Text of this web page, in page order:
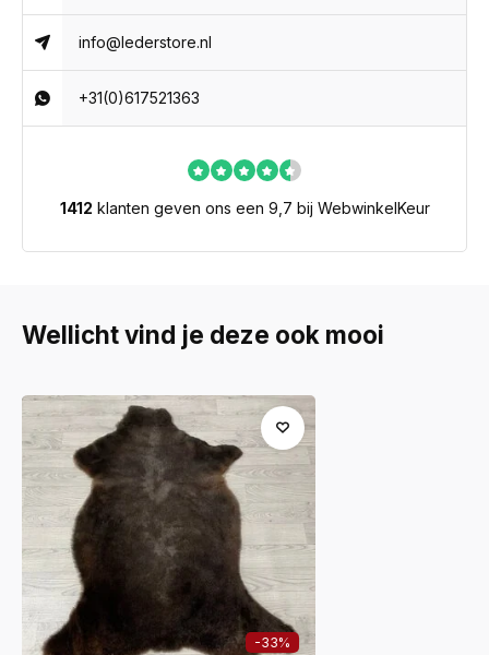
info@lederstore.nl
+31(0)617521363
1412 klanten geven ons een 9,7 bij WebwinkelKeur
Wellicht vind je deze ook mooi
-33%